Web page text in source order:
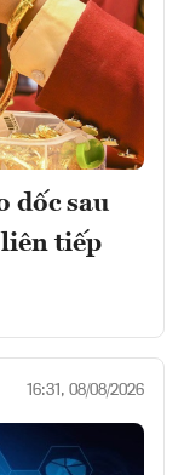
dốc sau
tiếp
16:31, 08/08/2026